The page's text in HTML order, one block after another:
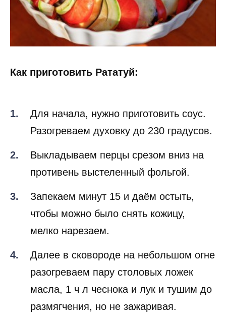
Как приготовить Рататуй:
Для начала, нужно приготовить соус.
Разогреваем духовку до 230 градусов.
Выкладываем перцы срезом вниз на
противень выстеленный фольгой.
Запекаем минут 15 и даём остыть,
чтобы можно было снять кожицу,
мелко нарезаем.
Далее в сковороде на небольшом огне
разогреваем пару столовых ложек
масла, 1 ч л чеснока и лук и тушим до
размягчения, но не зажаривая.